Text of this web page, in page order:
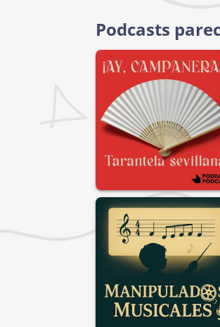
Podcasts